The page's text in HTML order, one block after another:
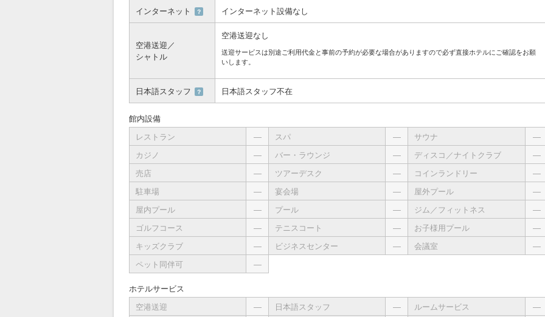
インターネット ？ インターネット設備なし
空港送迎／
シャトル
空港送迎なし
送迎サービスは別途ご利用代金と事前の予約が必要な場合がありますので必ず直接ホテルにご確認をお願
いします。
日本語スタッフ ？ 日本語スタッフ不在
館内設備
レストラン
― スパ ― サウナ
―
カジノ
― バー・ラウンジ ― ディスコ／ナイトクラブ
―
売店
― ツアーデスク ― コインランドリー
―
駐車場
― 宴会場 ― 屋外プール
―
屋内プール
― プール ― ジム／フィットネス
―
ゴルフコース
― テニスコート ― お子様用プール
―
キッズクラブ
― ビジネスセンター ― 会議室
―
ペット同伴可
―
ホテルサービス
空港送迎
― 日本語スタッフ ― ルームサービス
―